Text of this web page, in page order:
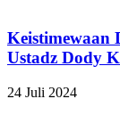
Keistimewaan
Ustadz Dody
24 Juli 2024